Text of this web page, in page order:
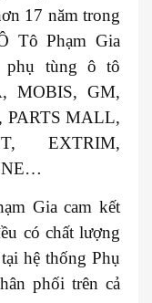
17 năm trong
Tô Phạm Gia
phụ tùng ô tô
MOBIS, GM,
PARTS MALL,
EXTRIM,
Gia cam kết
có chất lượng
hệ thống Phụ
phối trên cả